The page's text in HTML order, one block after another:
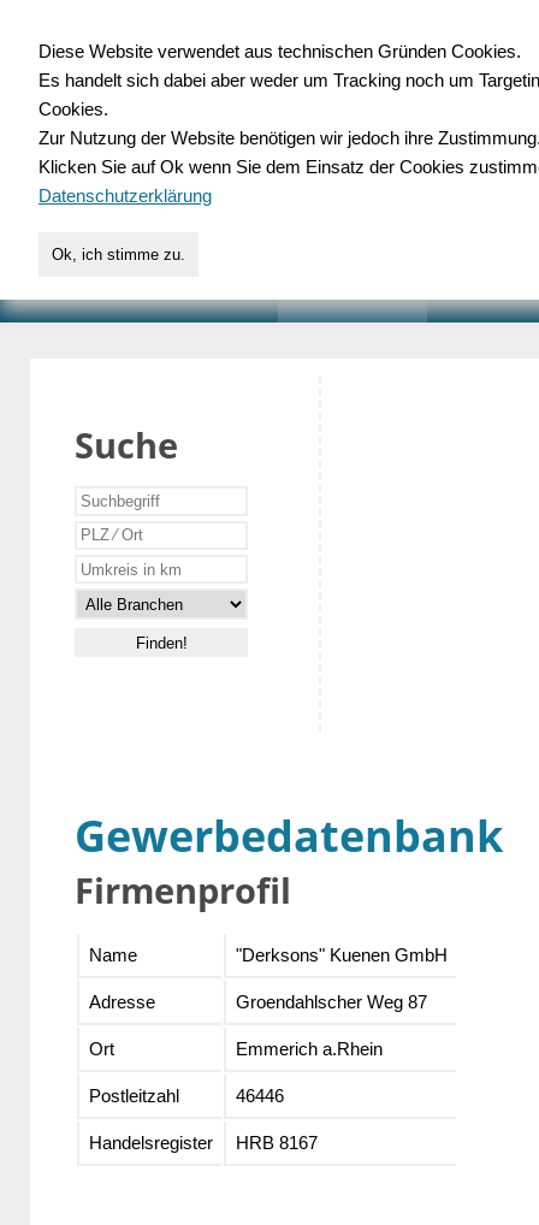
für Handwerk,
Suche
Gewerbedatenbank
Firmenprofil
Name "Derksons" Kuenen GmbH
Adresse Groendahlscher Weg 87
Ort Emmerich a.Rhein
Postleitzahl 46446
Handelsregister HRB 8167
Diese Website verwendet aus technischen Gründen Cookies.
Es handelt sich dabei aber weder um Tracking noch um
Cookies.
Zur Nutzung der Website benötigen wir jedoch ihre
Klicken Sie auf Ok wenn Sie dem Einsatz der Cookies
Datenschutzerklärung
Ok, ich stimme zu.